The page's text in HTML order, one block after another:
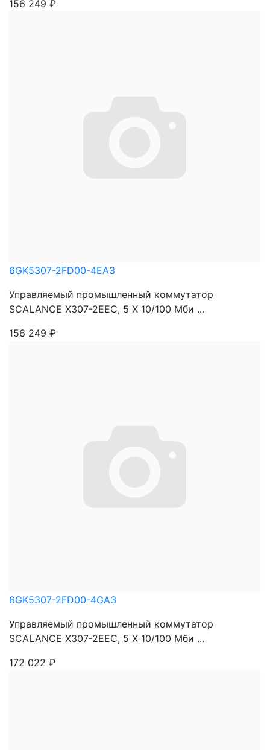
156 249 ₽
6GK5307-2FD00-4EA3
Управляемый промышленный коммутатор
SCALANCE X307-2EEC, 5 X 10/100 Mби ...
156 249 ₽
6GK5307-2FD00-4GA3
Управляемый промышленный коммутатор
SCALANCE X307-2EEC, 5 X 10/100 Mби ...
172 022 ₽